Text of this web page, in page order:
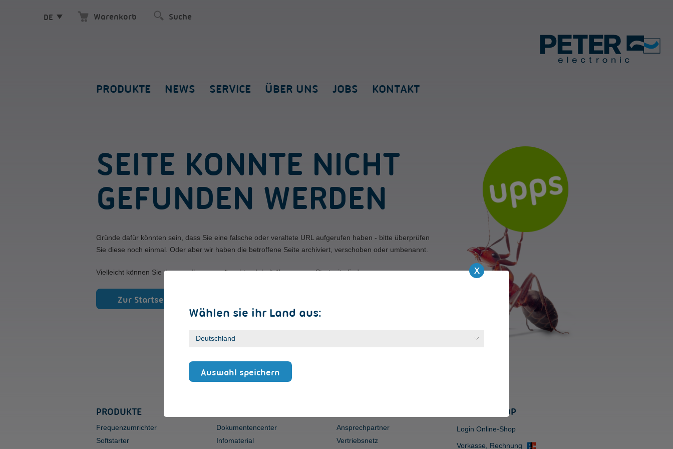
Wählen sie ihr Land aus:
Auswahl speichern
DE Warenkorb
PRODUKTE NEWS SERVICE ÜBER UNS JOBS KONTAKT
SEITE KONNTE NICHT
GEFUNDEN WERDEN
Gründe dafür könnten sein, dass Sie eine falsche oder veraltete URL aufgerufen haben - bitte überprüfen
Sie diese noch einmal. Oder aber wir haben die betroffene Seite archiviert, verschoben oder umbenannt.
Vielleicht können Sie den von Ihnen gewünschten Inhalt über unsere Startseite finden.
Zur Startseite
PRODUKTE
Frequenzumrichter
Softstarter
Dokumentencenter
Infomaterial
Ansprechpartner
Vertriebsnetz
ONLINE-SHOP
Login Online-Shop
Vorkasse, Rechnung